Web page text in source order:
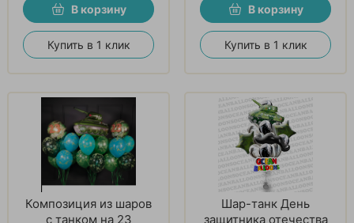
В корзину
Купить в 1 клик
В корзину
Купить в 1 клик
Композиция из шаров
с танком на 23
Шар-танк День
защитника отечества